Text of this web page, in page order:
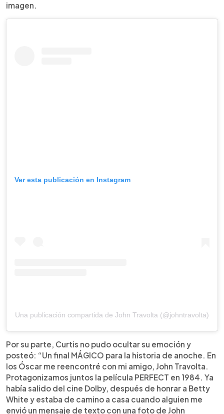
imagen.
Ver esta publicación en Instagram
Una publicación compartida de John Travolta (@johntravolta)
Por su parte, Curtis no pudo ocultar su emoción y
posteó: “Un final MÁGICO para la historia de anoche. En
los Óscar me reencontré con mi amigo, John Travolta.
Protagonizamos juntos la película PERFECT en 1984. Ya
había salido del cine Dolby, después de honrar a Betty
White y estaba de camino a casa cuando alguien me
envió un mensaje de texto con una foto de John